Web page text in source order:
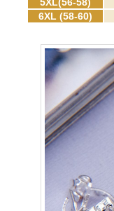
6XL (58-60)